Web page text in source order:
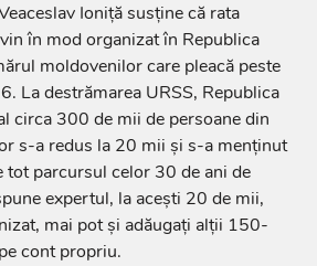
Ioniță susține că rata
în mod organizat în Republica
moldovenilor care pleacă peste
La destrămarea URSS, Republica
circa 300 de mii de persoane din
s-a redus la 20 mii și s-a menținut
parcursul celor 30 de ani de
expertul, la acești 20 de mii,
mai pot și adăugați alții 150-
cont propriu.